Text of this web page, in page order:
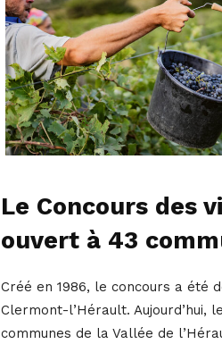
Le Concours des
ouvert à 43
Créé en 1986, le concours a été
Clermont-l’Hérault.
communes de la Vallée de